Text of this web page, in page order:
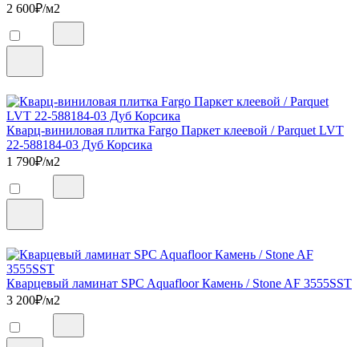
2 600₽/м2
Кварц-виниловая плитка Fargo Паркет клеевой / Parquet LVT
22-588184-03 Дуб Корсика
1 790₽/м2
Кварцевый ламинат SPC Aquafloor Камень / Stone AF 3555SST
3 200₽/м2